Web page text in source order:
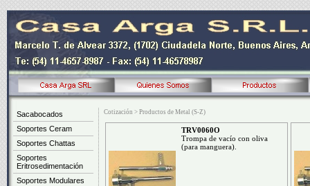
Cotización > Productos de Metal (S-Z)
TRV0060O
Trompa de vacío con oliva
(para manguera).
Sacabocados
Soportes Ceram
Soportes Chattas
Soportes
Eritrosedimentación
Soportes Modulares